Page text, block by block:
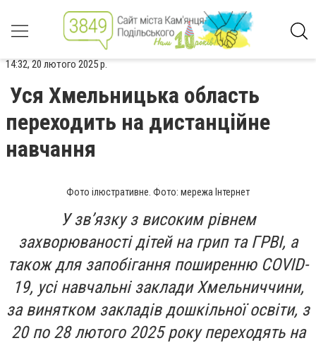
14:32, 20 лютого 2025 р.
Уся Хмельницька область
переходить на дистанційне
навчання
Фото ілюстративне. Фото: мережа Інтернет
У зв’язку з високим рівнем
захворюваності дітей на грип та ГРВІ, а
також для запобігання поширенню COVID-
19, усі навчальні заклади Хмельниччини,
за винятком закладів дошкільної освіти, з
20 по 28 лютого 2025 року переходять на